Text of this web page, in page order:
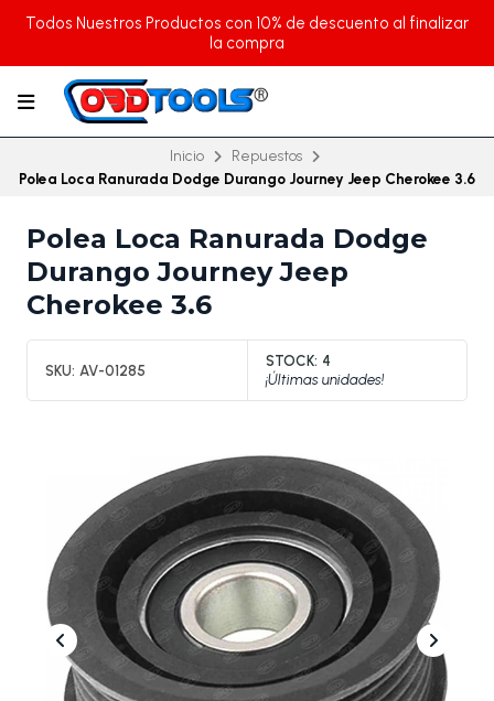
Todos Nuestros Productos con 10% de descuento al finalizar
la compra
Inicio
Repuestos
Polea Loca Ranurada Dodge Durango Journey Jeep Cherokee 3.6
Polea Loca Ranurada Dodge
Durango Journey Jeep
Cherokee 3.6
SKU: AV-01285
STOCK: 4
¡Últimas unidades!